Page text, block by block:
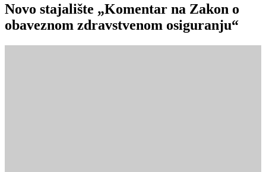
Novo stajalište „Komentar na Zakon o
obaveznom zdravstvenom osiguranju“